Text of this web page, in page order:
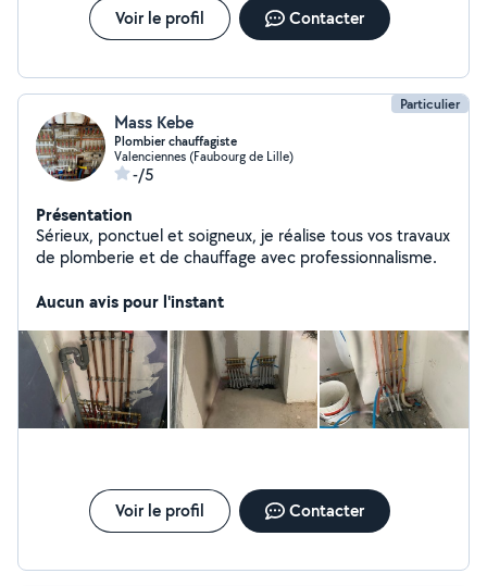
Voir le profil Contacter
Particulier
Mass Kebe
Plombier chauffagiste
Valenciennes (Faubourg de Lille)
-/5
Présentation
Sérieux, ponctuel et soigneux, je réalise tous vos travaux
de plomberie et de chauffage avec professionnalisme.
Aucun avis pour l'instant
Voir le profil Contacter